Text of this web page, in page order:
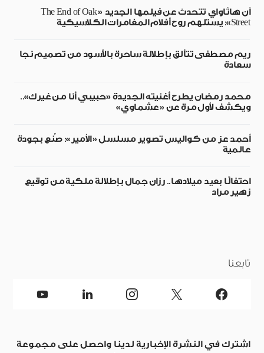
آن هاثاواي تتحدث عن فيلمها الجديد «The End of Oak
Street»: يستلهم روح أفلام المغامرات الكلاسيكية
ريم مصطفى تتألق بإطلالة ساحرة بالأسود من تصميم نجا
سعادة
محمد رمضان يطرح أغنيته الجديدة «حبيبي أنا من غيرك»..
ويكشف لأول مرة عن «عشماوي»
أحمد عز من كواليس تصوير مسلسل «الأمير»: صُنع بجودة
عالمية
احتفالًا بعيد ميلادها.. رزان جمال بإطلالة ملكية من توقيع
زهير مراد
تابعنا
اشترك في النشرة الإخبارية لدينا واحصل على مجموعة